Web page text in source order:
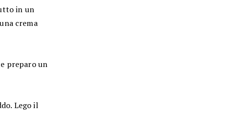
in un
crema
preparo un
Lego il